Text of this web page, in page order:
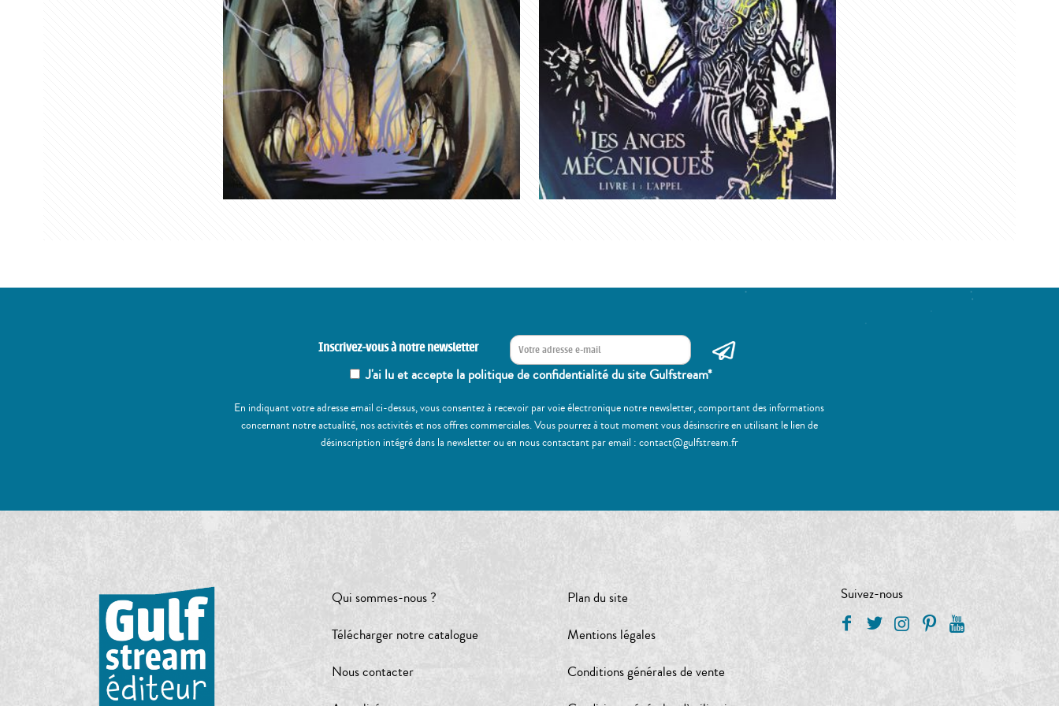
Inscrivez-vous à notre newsletter
J'ai lu et accepte la politique de confidentialité du site Gulfstream*
En indiquant votre adresse email ci-dessus, vous consentez à recevoir par voie électronique notre newsletter, comportant des informations
concernant notre actualité, nos activités et nos offres commerciales. Vous pourrez à tout moment vous désinscrire en utilisant le lien de
désinscription intégré dans la newsletter ou en nous contactant par email : contact@gulfstream.fr
Qui sommes-nous ?
Télécharger notre catalogue
Nous contacter
Plan du site
Mentions légales
Conditions générales de vente
Suivez-nous